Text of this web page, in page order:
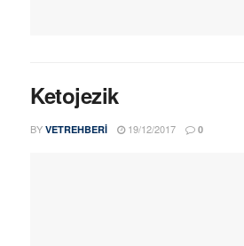
Ketojezik
BY VETREHBERI 19/12/2017 0